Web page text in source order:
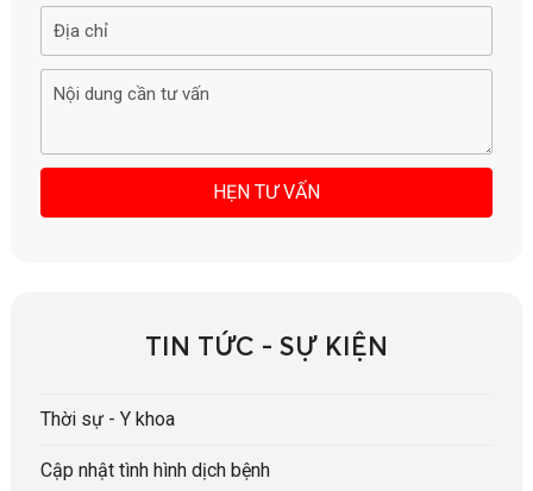
TIN TỨC - SỰ KIỆN
Thời sự - Y khoa
Cập nhật tình hình dịch bệnh